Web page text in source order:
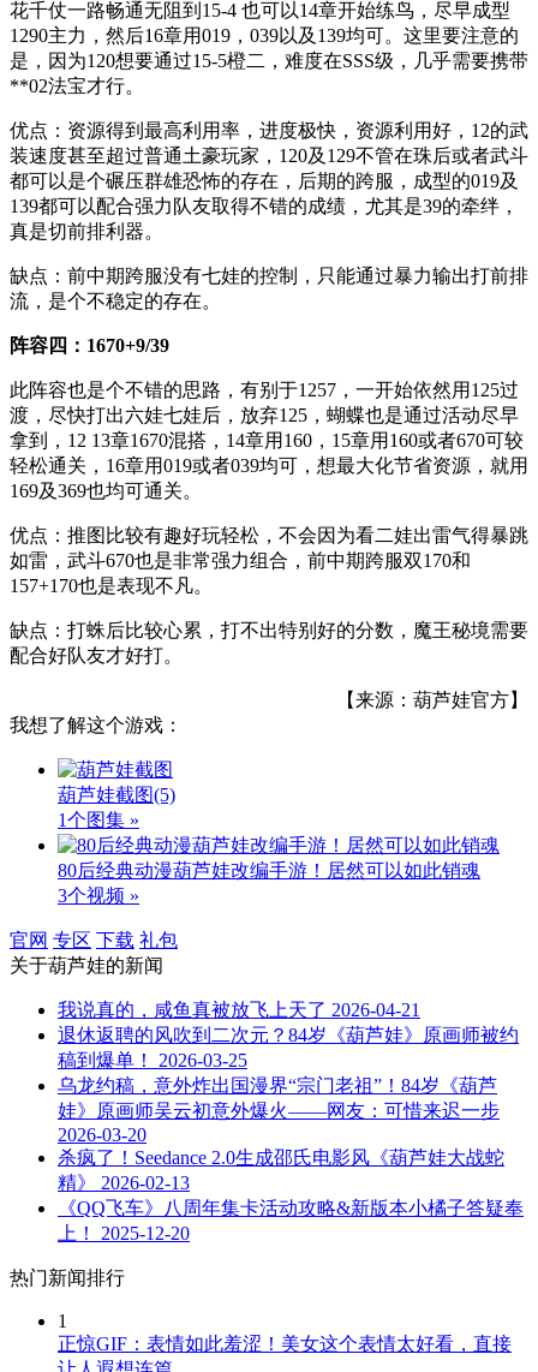
花千仗一路畅通无阻到15-4 也可以14章开始练鸟，尽早成型
1290主力，然后16章用019，039以及139均可。这里要注意的
是，因为120想要通过15-5橙二，难度在SSS级，几乎需要携带
**02法宝才行。
优点：资源得到最高利用率，进度极快，资源利用好，12的武
装速度甚至超过普通土豪玩家，120及129不管在珠后或者武斗
都可以是个碾压群雄恐怖的存在，后期的跨服，成型的019及
139都可以配合强力队友取得不错的成绩，尤其是39的牵绊，
真是切前排利器。
缺点：前中期跨服没有七娃的控制，只能通过暴力输出打前排
流，是个不稳定的存在。
阵容四：1670+9/39
此阵容也是个不错的思路，有别于1257，一开始依然用125过
渡，尽快打出六娃七娃后，放弃125，蝴蝶也是通过活动尽早
拿到，12 13章1670混搭，14章用160，15章用160或者670可较
轻松通关，16章用019或者039均可，想最大化节省资源，就用
169及369也均可通关。
优点：推图比较有趣好玩轻松，不会因为看二娃出雷气得暴跳
如雷，武斗670也是非常强力组合，前中期跨服双170和
157+170也是表现不凡。
缺点：打蛛后比较心累，打不出特别好的分数，魔王秘境需要
配合好队友才好打。
【来源：葫芦娃官方】
我想了解这个游戏：
葫芦娃截图(5)
1个图集 »
80后经典动漫葫芦娃改编手游！居然可以如此销魂
3个视频 »
官网 专区 下载 礼包
关于葫芦娃的新闻
我说真的，咸鱼真被放飞上天了 2026-04-21
退休返聘的风吹到二次元？84岁《葫芦娃》原画师被约
稿到爆单！
2026-03-25
乌龙约稿，意外炸出国漫界“宗门老祖”！84岁《葫芦
娃》原画师吴云初意外爆火——网友：可惜来迟一步
2026-03-20
杀疯了！Seedance 2.0生成邵氏电影风《葫芦娃大战蛇
精》
2026-02-13
《QQ飞车》八周年集卡活动攻略&新版本小橘子答疑奉
上！
2025-12-20
热门新闻排行
1
正惊GIF：表情如此羞涩！美女这个表情太好看，直接